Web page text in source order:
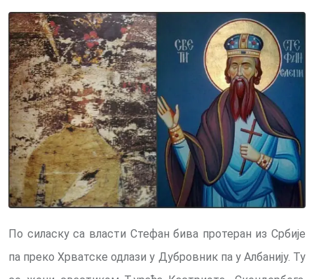
По силаску са власти Стефан бива протеран из Србије
па преко Хрватске одлази у Дубровник па у Албанију. Ту